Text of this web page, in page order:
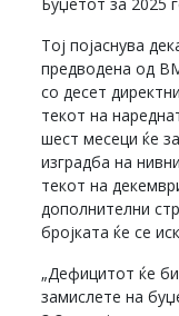
Тој појаснува
предводена од
со десет
текот на
шест месеци ќе
изградба на
текот на
дополнителни
бројката ќе се
„Дефицитот ќе
замислете на